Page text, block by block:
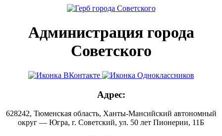
Администрация города
Советского
Адрес:
628242, Тюменская область, Ханты-Мансийский автономный
округ — Югра, г. Советский, ул. 50 лет Пионерии, 11Б